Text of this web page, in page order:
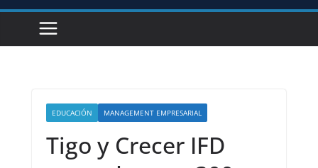
EDUCACIÓN MANAGEMENT EMPRESARIAL
Tigo y Crecer IFD